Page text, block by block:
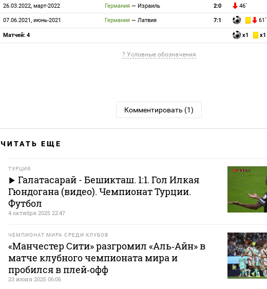
26.03.2022, март-2022 Германия — Израиль 2:0 46`
07.06.2021, июнь-2021 Германия — Латвия 7:1 61`
Матчей: 4 x1 x1
? Условные обозначения
Комментировать (1)
ЧИТАТЬ ЕЩЕ
ТУРЦИЯ
Галатасарай - Бешикташ. 1:1. Гол Илкая
Гюндогана (видео). Чемпионат Турции.
Футбол
4 октября 2025 22:47
ЧЕМПИОНАТ МИРА СРЕДИ КЛУБОВ
«Манчестер Сити» разгромил «Аль‑Айн» в
матче клубного чемпионата мира и
пробился в плей‑офф
23 июня 2025 06:06